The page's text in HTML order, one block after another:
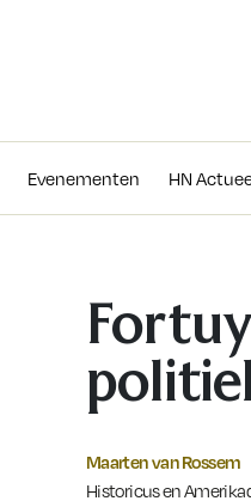
Evenementen HN
Maarten van Rossem
Historicus en